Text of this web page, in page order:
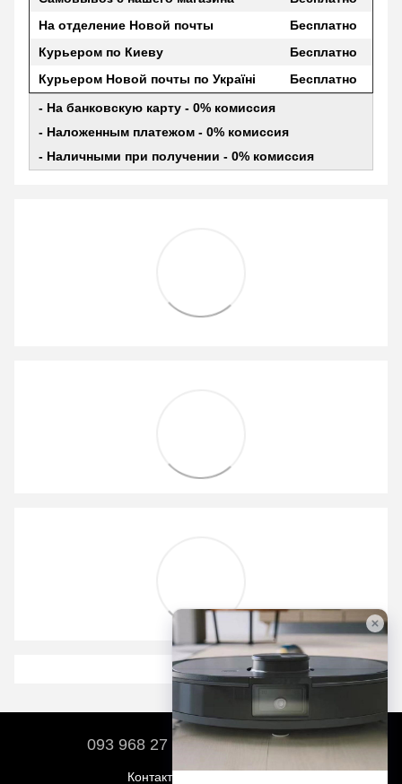
На отделение Новой почты
Бесплатно
Курьером по Киеву
Бесплатно
Курьером Новой почты по Україні
Бесплатно
- На банковскую карту - 0% комиссия
- Наложенным платежом - 0% комиссия
- Наличными при получении - 0% комиссия
093 968 27 17 067 212 01 02
Контактная информация